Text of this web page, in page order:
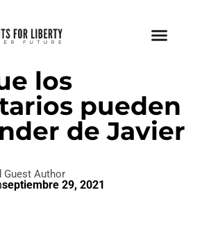
, PAZ AMOR Y
los
pueden
de Javier
Guest Author
septiembre 29, 2021